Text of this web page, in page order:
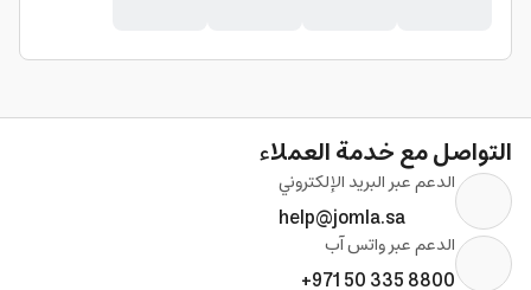
التواصل مع خدمة العملاء
الدعم عبر البريد الإلكتروني
help@jomla.sa
الدعم عبر واتس آب
+971 50 335 8800